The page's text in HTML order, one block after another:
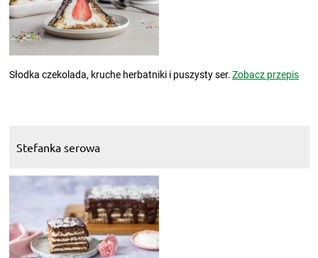
Słodka czekolada, kruche herbatniki i puszysty ser.Zobacz przepis
Stefanka serowa